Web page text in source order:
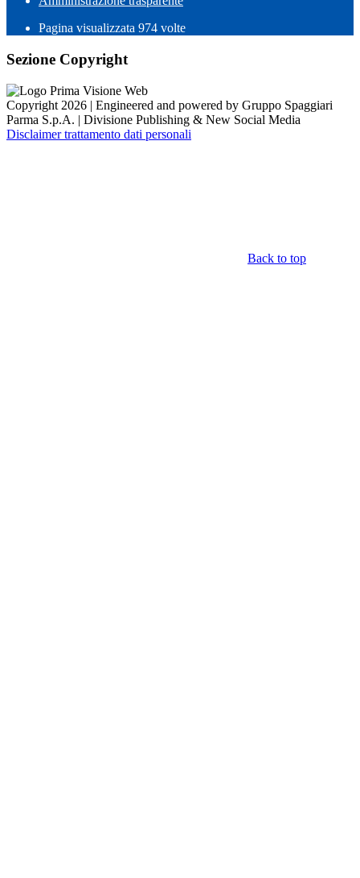
Pagina visualizzata 974 volte
Sezione Copyright
Copyright 2026 | Engineered and powered by Gruppo Spaggiari
Parma S.p.A. | Divisione Publishing & New Social Media
Disclaimer trattamento dati personali
Back to top